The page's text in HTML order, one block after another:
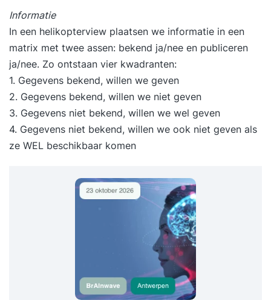
Informatie
In een helikopterview plaatsen we informatie in een
matrix met twee assen: bekend ja/nee en publiceren
ja/nee. Zo ontstaan vier kwadranten:
1. Gegevens bekend, willen we geven
2. Gegevens bekend, willen we niet geven
3. Gegevens niet bekend, willen we wel geven
4. Gegevens niet bekend, willen we ook niet geven als
ze WEL beschikbaar komen